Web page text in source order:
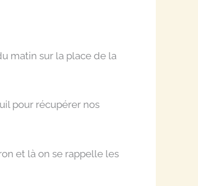
matin sur la place de la
pour récupérer nos
et là on se rappelle les